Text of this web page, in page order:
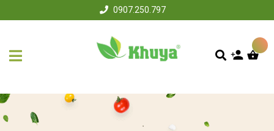
0907.250.797